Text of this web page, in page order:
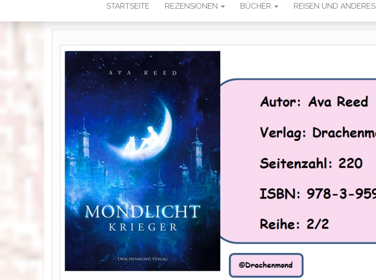
STARTSEITE REZENSIONEN BÜCHER REISEN UND ANDERES